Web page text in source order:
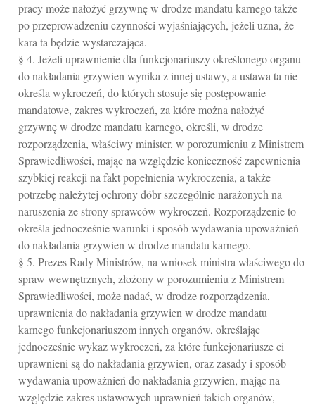
pracy może nałożyć grzywnę w drodze mandatu karnego także
po przeprowadzeniu czynności wyjaśniających, jeżeli uzna, że
kara ta będzie wystarczająca.
§ 4. Jeżeli uprawnienie dla funkcjonariuszy określonego organu
do nakładania grzywien wynika z innej ustawy, a ustawa ta nie
określa wykroczeń, do których stosuje się postępowanie
mandatowe, zakres wykroczeń, za które można nałożyć
grzywnę w drodze mandatu karnego, określi, w drodze
rozporządzenia, właściwy minister, w porozumieniu z Ministrem
Sprawiedliwości, mając na względzie konieczność zapewnienia
szybkiej reakcji na fakt popełnienia wykroczenia, a także
potrzebę należytej ochrony dóbr szczególnie narażonych na
naruszenia ze strony sprawców wykroczeń. Rozporządzenie to
określa jednocześnie warunki i sposób wydawania upoważnień
do nakładania grzywien w drodze mandatu karnego.
§ 5. Prezes Rady Ministrów, na wniosek ministra właściwego do
spraw wewnętrznych, złożony w porozumieniu z Ministrem
Sprawiedliwości, może nadać, w drodze rozporządzenia,
uprawnienia do nakładania grzywien w drodze mandatu
karnego funkcjonariuszom innych organów, określając
jednocześnie wykaz wykroczeń, za które funkcjonariusze ci
uprawnieni są do nakładania grzywien, oraz zasady i sposób
wydawania upoważnień do nakładania grzywien, mając na
względzie zakres ustawowych uprawnień takich organów,